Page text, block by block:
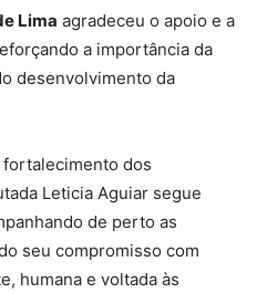
Lima agradeceu o apoio e a
a importância da
desenvolvimento da
fortalecimento dos
Leticia Aguiar segue
de perto as
seu compromisso com
humana e voltada às